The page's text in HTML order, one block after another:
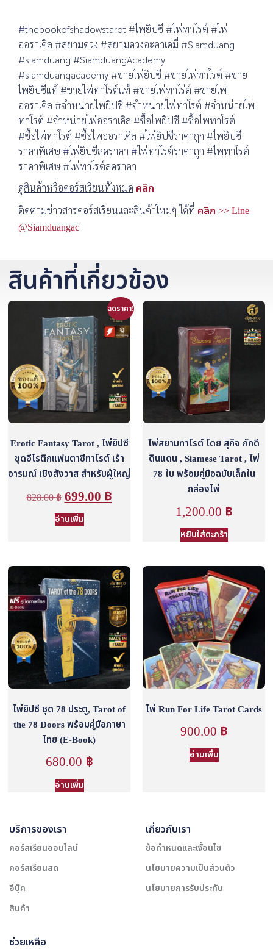
#thebookofshadowstarot #ไพ่ยิปซี #ไพ่ทาโรต์ #ไพ่
ออราเคิล #สยามดวง #สยามดวงอะคาเดมี่ #Siamduang
#siamduang #SiamduangAcademy
#siamduangacademy #ขายไพ่ยิปซี #ขายไพ่ทาโรต์ #ขาย
ไพ่ยิปซีแท้ #ขายไพ่ทาโรต์แท้ #ขายไพ่ทาโร่ต์ #ขายไพ่
ออราเคิล #จำหน่ายไพ่ยิปซี #จำหน่ายไพ่ทาโรต์ #จำหน่ายไพ่
ทาโร่ต์ #จำหน่ายไพ่ออราเคิล #ซื้อไพ่ยิปซี #ซื้อไพ่ทาโรต์
#ซื้อไพ่ทาโร่ต์ #ซื้อไพ่ออราเคิล #ไพ่ยิปซีราคาถูก #ไพ่ยิปซี
ราคาพิเศษ #ไพ่ยิปซีลดราคา #ไพ่ทาโรต์ราคาถูก #ไพ่ทาโรต์
ราคาพิเศษ #ไพ่ทาโรต์ลดราคา
ดูสินค้าหรือคอร์สเรียนทั้งหมด คลิก
ติดตามข่าวสารคอร์สเรียนและสินค้าใหม่ๆ ได้ที่ คลิก >> Line
@Siamduangac
สินค้าที่เกี่ยวข้อง
ลดราคา!
Erotic Fantasy Tarot , ไพ่ยิปซี
ชุดอีโรติกแฟนตาซีทาโรต์ เร้า
อารมณ์ เชิงสังวาส สำหรับผู้ใหญ่
828.00฿ 699.00 ฿
อ่านเพิ่ม
ไพ่สยามทาโรต์ โดย สุกิจ ภักดี
ดินแดน , Siamese Tarot , ไพ่
78 ใบ พร้อมคู่มือฉบับเล็กใน
กล่องไพ่
1,200.00 ฿
หยิบใส่ตะกร้า
ไพ่ยิปซี ชุด 78 ประตู, Tarot of
the 78 Doors พร้อมคู่มือภาษา
ไทย (E-Book)
680.00 ฿
อ่านเพิ่ม
ไพ่ Run For Life Tarot Cards
900.00 ฿
อ่านเพิ่ม
บริการของเรา
คอร์สเรียนออนไลน์
คอร์สเรียนสด
อีบุ๊ค
สินค้า
เกี่ยวกับเรา
ข้อกำหนดและเงื่อนไข
นโยบายความเป็นส่วนตัว
นโยบายการรับประกัน
ช่วยเหลือ